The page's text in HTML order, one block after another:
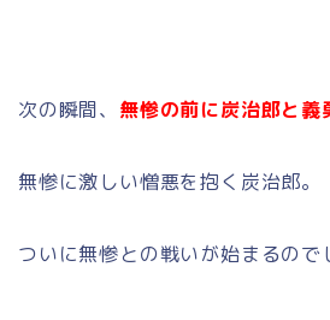
次の瞬間、 無惨の前に炭治郎と義
無惨に激しい憎悪を抱く炭治郎。
ついに無惨との戦いが始まるので